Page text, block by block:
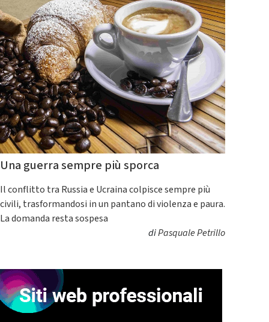
Una guerra sempre più sporca
Il conflitto tra Russia e Ucraina colpisce sempre più
civili, trasformandosi in un pantano di violenza e paura.
La domanda resta sospesa
diPasquale Petrillo